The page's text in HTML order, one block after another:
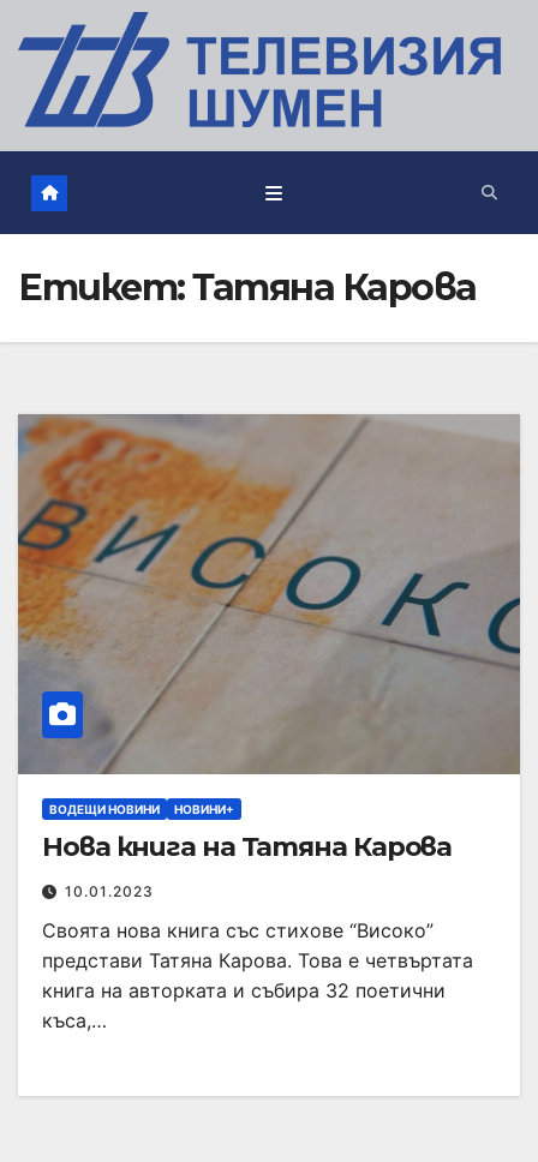
Етикет:Татяна Карова
ВОДЕЩИ НОВИНИ НОВИНИ+
Нова книга на Татяна Карова
10.01.2023
Своята нова книга със стихове “Високо”
представи Татяна Карова. Това е четвъртата
книга на авторката и събира 32 поетични
къса,…